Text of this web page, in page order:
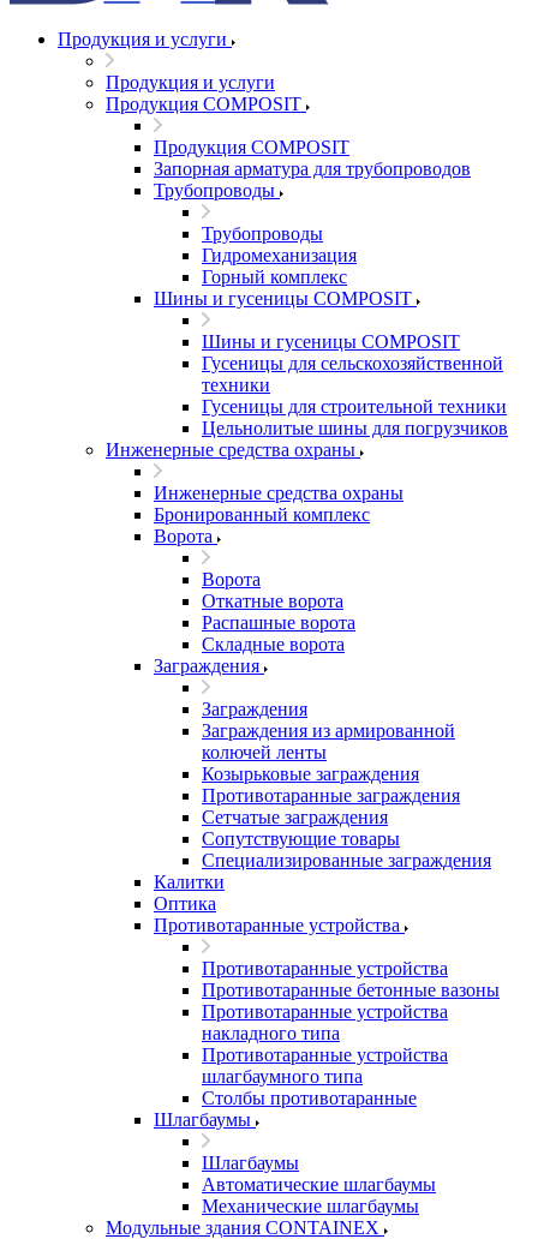
Продукция и услуги
Продукция и услуги
Продукция COMPOSIT
Продукция COMPOSIT
Запорная арматура для трубопроводов
Трубопроводы
Трубопроводы
Гидромеханизация
Горный комплекс
Шины и гусеницы COMPOSIT
Шины и гусеницы COMPOSIT
Гусеницы для сельскохозяйственной
техники
Гусеницы для строительной техники
Цельнолитые шины для погрузчиков
Инженерные средства охраны
Инженерные средства охраны
Бронированный комплекс
Ворота
Ворота
Откатные ворота
Распашные ворота
Складные ворота
Заграждения
Заграждения
Заграждения из армированной
колючей ленты
Козырьковые заграждения
Противотаранные заграждения
Сетчатые заграждения
Сопутствующие товары
Специализированные заграждения
Калитки
Оптика
Противотаранные устройства
Противотаранные устройства
Противотаранные бетонные вазоны
Противотаранные устройства
накладного типа
Противотаранные устройства
шлагбаумного типа
Столбы противотаранные
Шлагбаумы
Шлагбаумы
Автоматические шлагбаумы
Механические шлагбаумы
Модульные здания CONTAINEX